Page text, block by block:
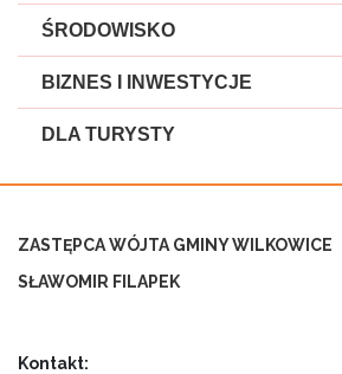
ŚRODOWISKO
BIZNES I INWESTYCJE
DLA TURYSTY
ZASTĘPCA WÓJTA GMINY WILKOWICE
SŁAWOMIR FILAPEK
Kontakt: